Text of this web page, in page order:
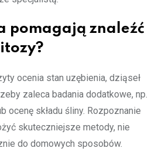
pomagają znaleźć
ocenia stan uzębienia, dziąseł
zaleca badania dodatkowe, np.
ocenę składu śliny. Rozpoznanie
skuteczniejsze metody, nie
do domowych sposobów.